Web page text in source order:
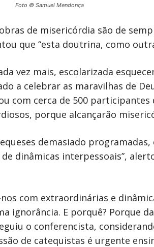
Foto © Samuel Mendonça
de misericórdia são de
que “esta doutrina, como
vez mais, escolarizada
a celebrar as maravilhas de
com cerca de 500
porque alcançarão
demasiado
dinâmicas interpessoais”,
nos com extraordinárias e
ignorância. E porquê? Porque
o conferencista,
de catequistas é urgente